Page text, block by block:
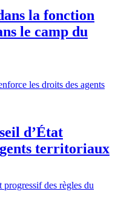
la fonction
le camp du
d’État
territoriaux